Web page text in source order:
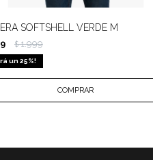
SOFTSHELL VERDE M
$ 1.999
25